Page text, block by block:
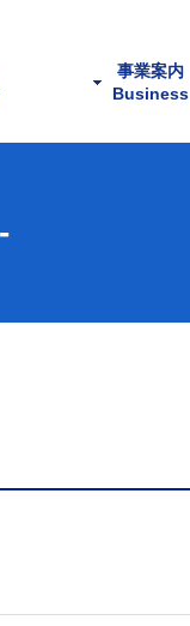
事業案内
Business
代理
用船
運航
貿易
船舶売買